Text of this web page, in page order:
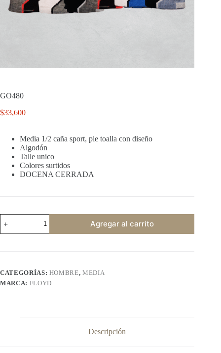
GO480
$33,600
Media 1/2 caña sport, pie toalla con diseño
Algodón
Talle unico
Colores surtidos
DOCENA CERRADA
GO480
cantidad
Agregar al carrito
CATEGORÍAS: HOMBRE,MEDIA
MARCA: FLOYD
Descripción